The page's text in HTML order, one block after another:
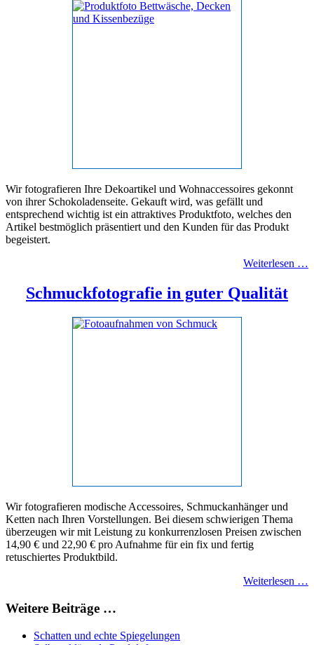
Wir fotografieren Ihre Dekoartikel und Wohnaccessoires gekonnt
von ihrer Schokoladenseite. Gekauft wird, was gefällt und
entsprechend wichtig ist ein attraktives Produktfoto, welches den
Artikel bestmöglich präsentiert und den Kunden für das Produkt
begeistert.
Weiterlesen …
Schmuckfotografie in guter Qualität
Wir fotografieren modische Accessoires, Schmuckanhänger und
Ketten nach Ihren Vorstellungen. Bei diesem schwierigen Thema
überzeugen wir mit Leistung zu konkurrenzlosen Preisen zwischen
14,90 € und 22,90 € pro Aufnahme für ein fix und fertig
retuschiertes Produktbild.
Weiterlesen …
Weitere Beiträge …
Schatten und echte Spiegelungen